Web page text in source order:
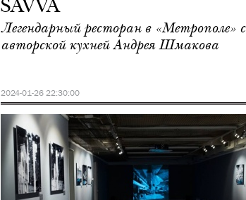
SAVVA
Легендарный ресторан в «Метрополе» с
авторской кухней Андрея Шмакова
2024-01-26 22:30:00